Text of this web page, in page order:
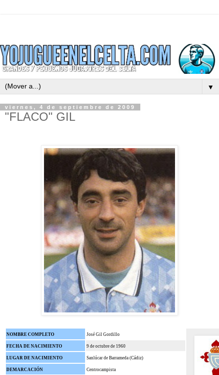
▼
viernes, 4 de septiembre de 2009
"FLACO" GIL
NOMBRE COMPLETO José Gil Gordillo
FECHA DE NACIMIENTO 9 de octubre de 1960
LUGAR DE NACIMIENTO Sanlúcar de Barrameda (Cádiz)
DEMARCACIÓN Centrocampista